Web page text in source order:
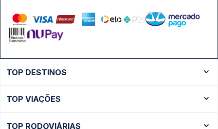
TOP DESTINOS
Ônibus São Paulo
TOP VIAÇÕES
TOP RODOVIÁRIAS